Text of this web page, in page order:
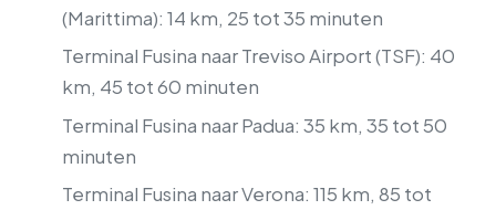
(Marittima): 14 km, 25 tot 35 minuten
Terminal Fusina naar Treviso Airport (TSF): 40
km, 45 tot 60 minuten
Terminal Fusina naar Padua: 35 km, 35 tot 50
minuten
Terminal Fusina naar Verona: 115 km, 85 tot